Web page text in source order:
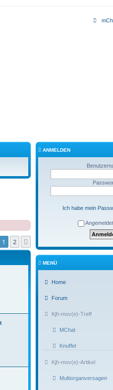
1 2
ANMELDEN
Ich habe mein
MENÜ
Home
Forum
Kjh-mov(e)-Treff
MChat
Knuffel
Kjh-mov(e)-Artikel
Multiorganversagen